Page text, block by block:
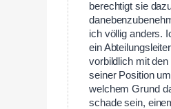
berechtigt sie
ich völlig anders.
ein
vorbildlich mit den
seiner Position
welchem Grund
schade sein,